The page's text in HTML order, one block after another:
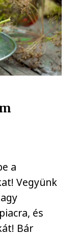
a
Vegyünk
és
Bár